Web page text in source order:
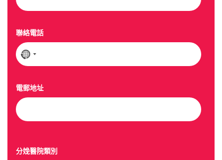
聯絡電話
N
o
o
u
t
s
電郵地址
分娩醫院類別